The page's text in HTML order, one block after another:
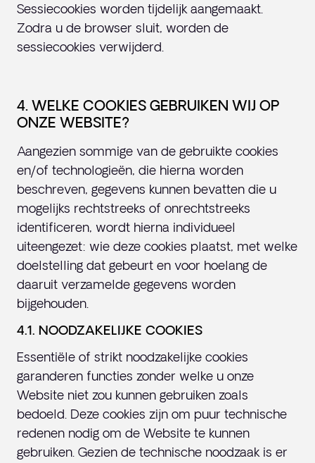
Sessiecookies worden tijdelijk aangemaakt.
Zodra u de browser sluit, worden de
sessiecookies verwijderd.
4. WELKE COOKIES GEBRUIKEN WIJ OP
ONZE WEBSITE?
Aangezien sommige van de gebruikte cookies
en/of technologieën, die hierna worden
beschreven, gegevens kunnen bevatten die u
mogelijks rechtstreeks of onrechtstreeks
identificeren, wordt hierna individueel
uiteengezet: wie deze cookies plaatst, met welke
doelstelling dat gebeurt en voor hoelang de
daaruit verzamelde gegevens worden
bijgehouden.
4.1. NOODZAKELIJKE COOKIES
Essentiële of strikt noodzakelijke cookies
garanderen functies zonder welke u onze
Website niet zou kunnen gebruiken zoals
bedoeld. Deze cookies zijn om puur technische
redenen nodig om de Website te kunnen
gebruiken. Gezien de technische noodzaak is er